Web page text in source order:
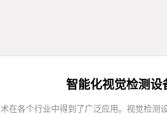
智能化视觉检测设
在各个行业中得到了广泛应用。视觉检